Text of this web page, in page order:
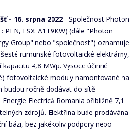
- 16. srpna 2022 - Společnost Photon
PEN, FSX: A1T9KW) (dále "Photon
Group" nebo "společnost") oznamuje
rumunské fotovoltaické elektrárny,
4,8 MWp. Vysoce účinné
fotovoltaické moduly namontované na
budou ročně dodávat do sítě
Electrică Romania přibližně 7,1
zdrojů. Elektřina bude prodávána
bázi, bez jakékoliv podpory nebo